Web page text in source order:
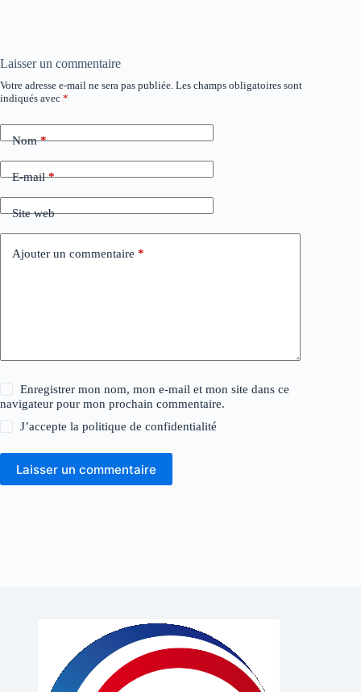
Laisser un commentaire
Votre adresse e-mail ne sera pas publiée. Les champs obligatoires sont
indiqués avec *
Nom*
E-mail*
Site web
Ajouter un commentaire *
Enregistrer mon nom, mon e-mail et mon site dans ce
navigateur pour mon prochain commentaire.
J’accepte lapolitique de confidentialité
Laisser un commentaire